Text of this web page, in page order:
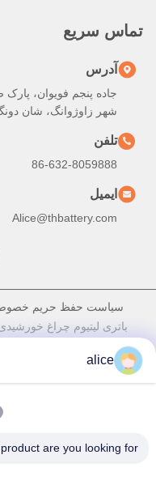
تماس سریع
آدرس
جاده پنجم فویوان، پارک
شهر زاوژوانگ، شان
تلفن
86-632-8059888
ایمیل
Alice@thbattery.com
سیاست حفظ حریم
alice
are you looking for?